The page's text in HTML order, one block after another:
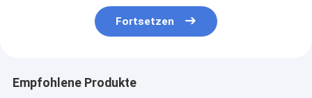
Fortsetzen
Empfohlene Produkte